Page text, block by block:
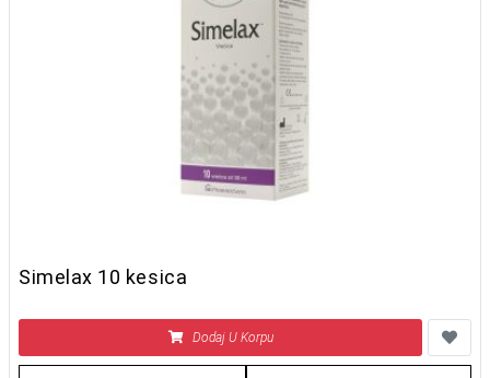
Simelax 10 kesica
Dodaj U Korpu